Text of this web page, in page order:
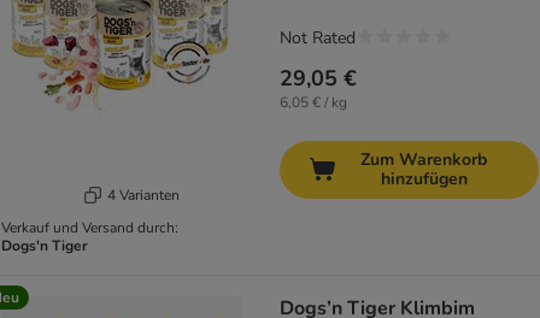
4 Varianten
Verkauf und Versand durch:
Dogs'n Tiger
29,05 €
6,05 € / kg
Not Rated
Zum Warenkorb
hinzufügen
Dogs’n Tiger Klimbim